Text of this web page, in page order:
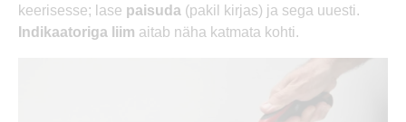
keerisesse; lase paisuda (pakil kirjas) ja sega uuesti.
Indikaatoriga liim aitab näha katmata kohti.